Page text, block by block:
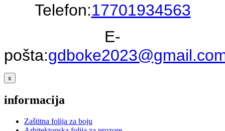
Telefon:17701934563
E-
pošta:
x
informacija
Zaštitna folija za boju